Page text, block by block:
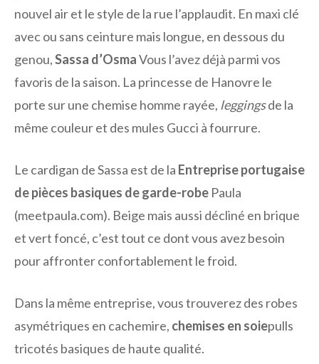
nouvel air et le style de la rue l’applaudit. En maxi clé
avec ou sans ceinture mais longue, en dessous du
genou,Sassa d’OsmaVous l’avez déjà parmi vos
favoris de la saison. La princesse de Hanovre le
porte sur une chemise homme rayée, leggingsde la
même couleur et des mules Gucci à fourrure.
Le cardigan de Sassa est de la Entreprise portugaise
de pièces basiques de garde-robe Paula
(meetpaula.com). Beige mais aussi décliné en brique
et vert foncé, c’est tout ce dont vous avez besoin
pour affronter confortablement le froid.
Dans la même entreprise, vous trouverez des robes
asymétriques en cachemire, chemises en soiepulls
tricotés basiques de haute qualité.